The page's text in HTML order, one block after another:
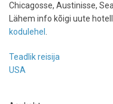
Chicagosse, Austinisse,
Lähem info kõigi uute
kodulehel
Teadlik reisija
USA